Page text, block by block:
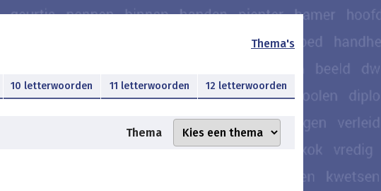
Thema's
10 letterwoorden 11 letterwoorden 12 letterwoorden
Thema